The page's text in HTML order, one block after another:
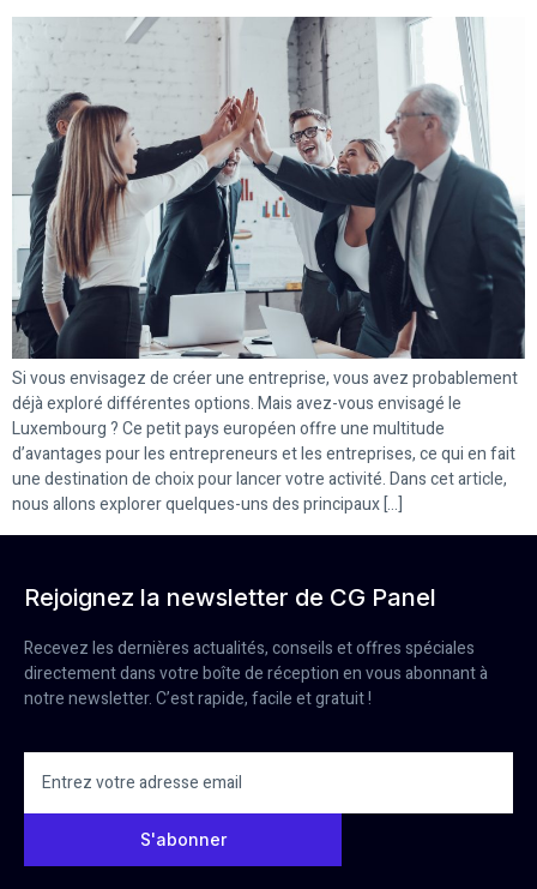
Si vous envisagez de créer une entreprise, vous avez probablement
déjà exploré différentes options. Mais avez-vous envisagé le
Luxembourg ? Ce petit pays européen offre une multitude
d’avantages pour les entrepreneurs et les entreprises, ce qui en fait
une destination de choix pour lancer votre activité. Dans cet article,
nous allons explorer quelques-uns des principaux […]
Rejoignez la newsletter de CG Panel
Recevez les dernières actualités, conseils et offres spéciales
directement dans votre boîte de réception en vous abonnant à
notre newsletter. C’est rapide, facile et gratuit !
S'abonner